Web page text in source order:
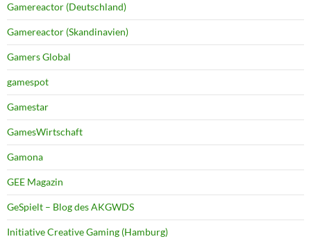
Gamereactor (Deutschland)
Gamereactor (Skandinavien)
Gamers Global
gamespot
Gamestar
GamesWirtschaft
Gamona
GEE Magazin
GeSpielt – Blog des AKGWDS
Initiative Creative Gaming (Hamburg)